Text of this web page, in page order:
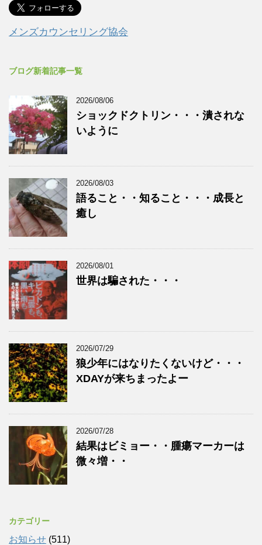
メンズカウンセリング協会
ブログ新着記事一覧
2026/08/06
ショックドクトリン・・・潰されな
いように
2026/08/03
語ること・・知ること・・・成長と
癒し
2026/08/01
世界は騙された・・・
2026/07/29
狼少年にはなりたくないけど・・・
XDAYが来ちまったよー
2026/07/28
結果はビミョー・・腫瘍マーカーは
微々増・・
カテゴリー
お知らせ (511)